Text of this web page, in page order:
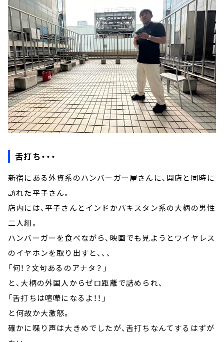
舌打ち・・・
新宿にある外資系のハンバーガー屋さんに、開店と同時に
訪れた平子さん。
店内には、平子さんとインドかパキスタン系の大柄の男性
二人組。
ハンバーガーを食べながら、映画でも見ようとワイヤレス
のイヤホンを取り出すと、、、
「何！？文句あるのアナタ？」
と、大柄の外国人からゼロ距離で詰められ、
「舌打ちは喧嘩になるよ！！」
と何故か大激怒。
確かに喋り声は大きめでしたが、舌打ちなんてするはずが